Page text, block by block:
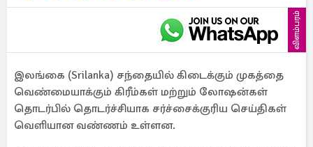
விளம்பரம்
இலங்கை (Srilanka) சந்தையில் கிடைக்கும் முகத்தை
வெண்மையாக்கும் கிரீம்கள் மற்றும் லோஷன்கள்
தொடர்பில் தொடர்ச்சியாக சர்ச்சைக்குரிய செய்திகள்
வெளியான வண்ணம் உள்ளன.